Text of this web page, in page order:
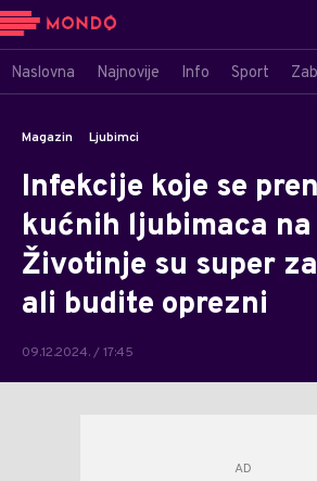
Naslovna Najnovije Info Sport
Magazin Ljubimci
Infekcije koje se
kućnih ljubimaca
Životinje su super
ali budite oprezni
09.12.2024. / 17:45